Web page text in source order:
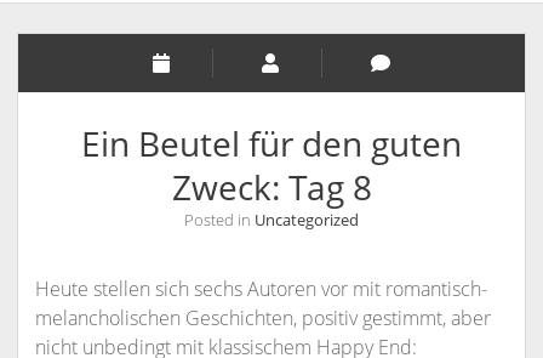
Ein Beutel für den guten
Zweck: Tag 8
Posted in Uncategorized
Heute stellen sich sechs Autoren vor mit romantisch-
melancholischen Geschichten, positiv gestimmt, aber
nicht unbedingt mit klassischem Happy End: